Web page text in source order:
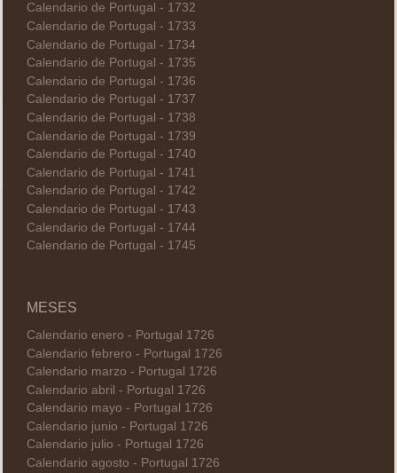
Calendario de Portugal - 1732
Calendario de Portugal - 1733
Calendario de Portugal - 1734
Calendario de Portugal - 1735
Calendario de Portugal - 1736
Calendario de Portugal - 1737
Calendario de Portugal - 1738
Calendario de Portugal - 1739
Calendario de Portugal - 1740
Calendario de Portugal - 1741
Calendario de Portugal - 1742
Calendario de Portugal - 1743
Calendario de Portugal - 1744
Calendario de Portugal - 1745
MESES
Calendario enero - Portugal 1726
Calendario febrero - Portugal 1726
Calendario marzo - Portugal 1726
Calendario abril - Portugal 1726
Calendario mayo - Portugal 1726
Calendario junio - Portugal 1726
Calendario julio - Portugal 1726
Calendario agosto - Portugal 1726